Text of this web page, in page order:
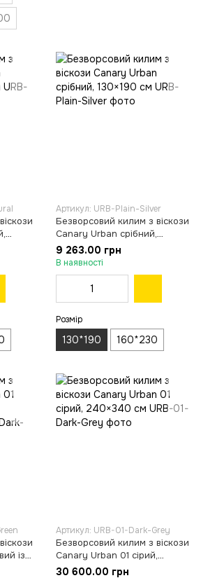
Артикул: URB-Plain-Silver
Безворсовий килим з віскози
Canary Urban срібний,
130×190 см
9 263.00 грн
В наявності
Розмір
130*190 160*230
із
Артикул: URB-01-Dark-Grey
Безворсовий килим з віскози
Canary Urban 01 сірий,
240×340 см
30 600.00 грн